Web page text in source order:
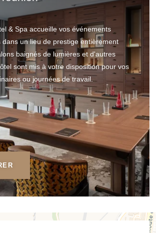
& Spa accueille vos événements
dans un lieu de prestige entièrement
baignés de lumières et d'autres
sont mis à votre disposition pour vos
ou journées de travail.